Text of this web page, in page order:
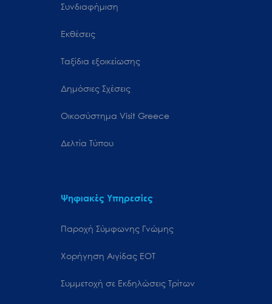
Συνδιαφήμιση
Εκθέσεις
Ταξίδια εξοικείωσης
Δημόσιες Σχέσεις
Oικοσύστημα Visit Greece
Δελτία Τύπου
Ψηφιακές Υπηρεσίες
Παροχή Σύμφωνης Γνώμης
Χορήγηση Αιγίδας ΕΟΤ
Συμμετοχή σε Εκδηλώσεις Τρίτων